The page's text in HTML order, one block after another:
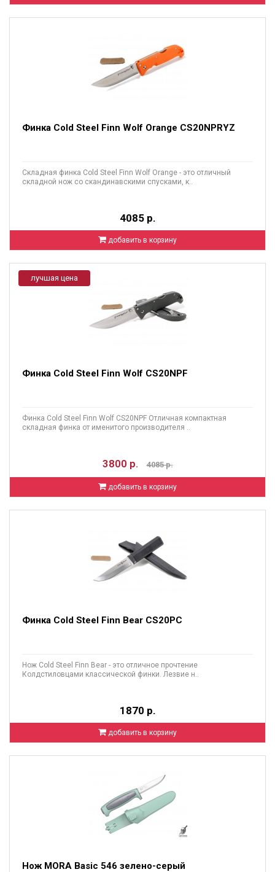
Финка Cold Steel Finn Wolf Orange CS20NPRYZ
Складная финка Cold Steel Finn Wolf Orange - это отличный
складной нож со скандинавскими спусками, к..
4085 р.
добавить в корзину
лучшая цена
Финка Cold Steel Finn Wolf CS20NPF
Финка Cold Steel Finn Wolf CS20NPF Отличная компактная
складная финка от именитого производителя ..
3800 р. 4085 р.
добавить в корзину
Финка Cold Steel Finn Bear CS20PC
Нож Cold Steel Finn Bear - это отличное прочтение
Колдстиловцами классической финки. Лезвие н..
1870 р.
добавить в корзину
Нож MORA Basic 546 зелено-серый